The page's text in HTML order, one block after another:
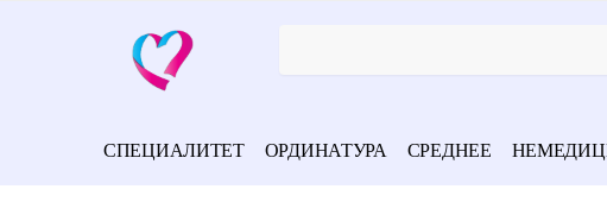
СПЕЦИАЛИТЕТ ОРДИНАТУРА СРЕДНЕЕ